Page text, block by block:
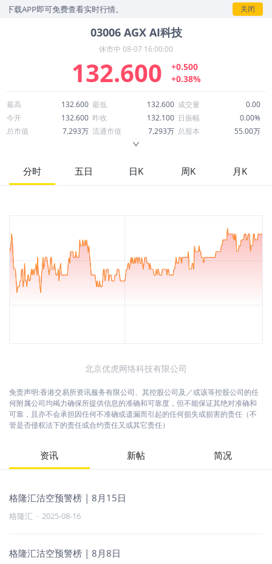
APP即可免费查看实时行情。 关闭
03006 AGX AI科技
休市中 08-07 16:00:00
132.600
+0.500
+0.38%
最高 132.600 最低 132.600 成交量
0.00
今开
132.600 昨收 132.100 日振幅
0.00%
总市值
7,293万 流通市值 7,293万 总股本
55.00万
52周最高
145.000 市盈率
股息
分时 五日 日K 周K 月K
北京优虎网络科技有限公司
免责声明:香港交易所资讯服务有限公司、其控股公司及／或该等控股公司的任
何附属公司均竭力确保所提供信息的准确和可靠度，但不能保证其绝对准确和
可靠，且亦不会承担因任何不准确或遗漏而引起的任何损失或损害的责任（不
管是否侵权法下的责任或合约责任又或其它责任）
资讯 新帖 简况
格隆汇沽空预警榜 | 8月15日
格隆汇 · 2025-08-16
格隆汇沽空预警榜 | 8月8日